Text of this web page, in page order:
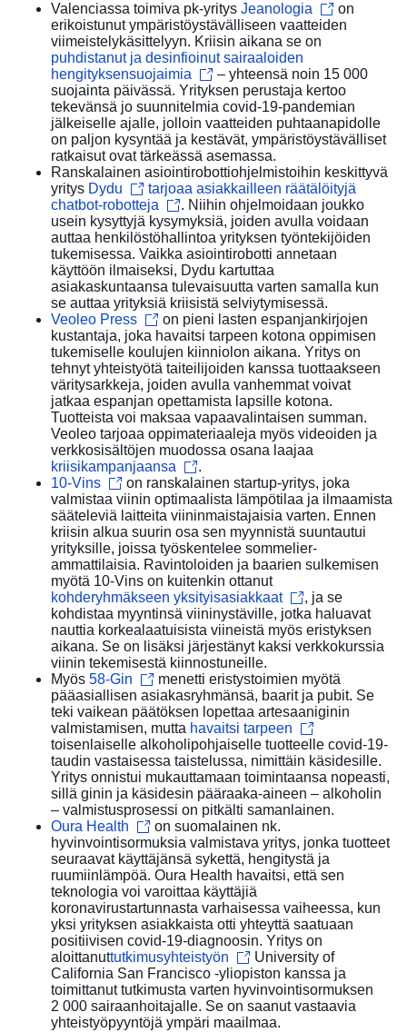
Valenciassa toimiva pk-yritys Jeanologia
on
erikoistunut ympäristöystävälliseen vaatteiden
viimeistelykäsittelyyn. Kriisin aikana se on
puhdistanut ja desinfioinut sairaaloiden
hengityksensuojaimia
– yhteensä noin 15 000
suojainta päivässä. Yrityksen perustaja kertoo
tekevänsä jo suunnitelmia covid-19-pandemian
jälkeiselle ajalle, jolloin vaatteiden puhtaanapidolle
on paljon kysyntää ja kestävät, ympäristöystävälliset
ratkaisut ovat tärkeässä asemassa.
Ranskalainen asiointirobottiohjelmistoihin keskittyvä
yritys Dydu
tarjoaa asiakkailleen räätälöityjä
chatbot-robotteja
. Niihin ohjelmoidaan joukko
usein kysyttyjä kysymyksiä, joiden avulla voidaan
auttaa henkilöstöhallintoa yrityksen työntekijöiden
tukemisessa. Vaikka asiointirobotti annetaan
käyttöön ilmaiseksi, Dydu kartuttaa
asiakaskuntaansa tulevaisuutta varten samalla kun
se auttaa yrityksiä kriisistä selviytymisessä.
Veoleo Press
on pieni lasten espanjankirjojen
kustantaja, joka havaitsi tarpeen kotona oppimisen
tukemiselle koulujen kiinniolon aikana. Yritys on
tehnyt yhteistyötä taiteilijoiden kanssa tuottaakseen
väritysarkkeja, joiden avulla vanhemmat voivat
jatkaa espanjan opettamista lapsille kotona.
Tuotteista voi maksaa vapaavalintaisen summan.
Veoleo tarjoaa oppimateriaaleja myös videoiden ja
verkkosisältöjen muodossa osana laajaa
kriisikampanjaansa
.
10-Vins
on ranskalainen startup-yritys, joka
valmistaa viinin optimaalista lämpötilaa ja ilmaamista
sääteleviä laitteita viininmaistajaisia varten. Ennen
kriisin alkua suurin osa sen myynnistä suuntautui
yrityksille, joissa työskentelee sommelier-
ammattilaisia. Ravintoloiden ja baarien sulkemisen
myötä 10-Vins on kuitenkin ottanut
kohderyhmäkseen yksityisasiakkaat
, ja se
kohdistaa myyntinsä viininystäville, jotka haluavat
nauttia korkealaatuisista viineistä myös eristyksen
aikana. Se on lisäksi järjestänyt kaksi verkkokurssia
viinin tekemisestä kiinnostuneille.
Myös 58-Gin
menetti eristystoimien myötä
pääasiallisen asiakasryhmänsä, baarit ja pubit. Se
teki vaikean päätöksen lopettaa artesaaniginin
valmistamisen, mutta havaitsi tarpeen
toisenlaiselle alkoholipohjaiselle tuotteelle covid-19-
taudin vastaisessa taistelussa, nimittäin käsidesille.
Yritys onnistui mukauttamaan toimintaansa nopeasti,
sillä ginin ja käsidesin pääraaka-aineen – alkoholin
– valmistusprosessi on pitkälti samanlainen.
Oura Health
on suomalainen nk.
hyvinvointisormuksia valmistava yritys, jonka tuotteet
seuraavat käyttäjänsä sykettä, hengitystä ja
ruumiinlämpöä. Oura Health havaitsi, että sen
teknologia voi varoittaa käyttäjiä
koronavirustartunnasta varhaisessa vaiheessa, kun
yksi yrityksen asiakkaista otti yhteyttä saatuaan
positiivisen covid-19-diagnoosin. Yritys on
aloittanuttutkimusyhteistyön
University of
California San Francisco -yliopiston kanssa ja
toimittanut tutkimusta varten hyvinvointisormuksen
2 000 sairaanhoitajalle. Se on saanut vastaavia
yhteistyöpyyntöjä ympäri maailmaa.